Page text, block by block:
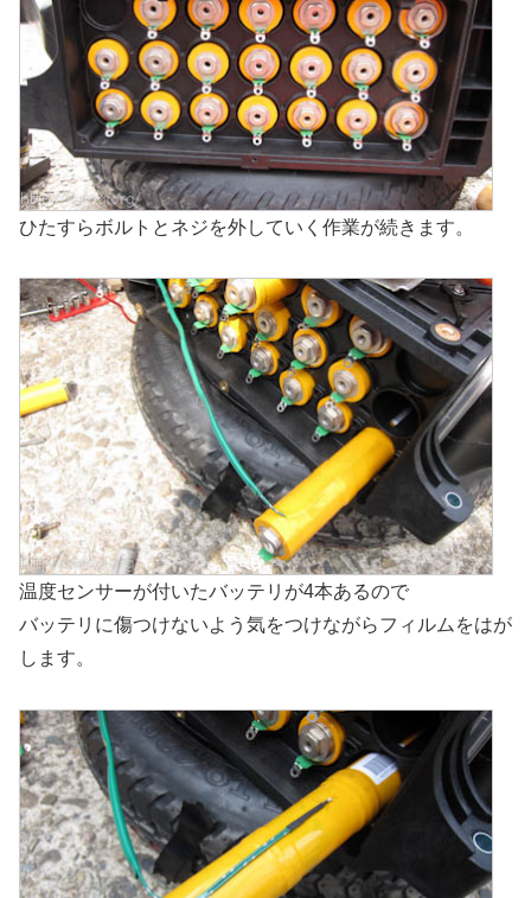
ひたすらボルトとネジを外していく作業が続きます。
温度センサーが付いたバッテリが4本あるので
バッテリに傷つけないよう気をつけながらフィルムをはが
します。